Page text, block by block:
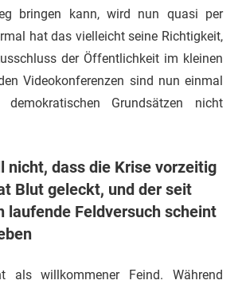
bringen kann, wird nun quasi per
hat das vielleicht seine Richtigkeit,
der Öffentlichkeit im kleinen
Videokonferenzen sind nun einmal
Grundsätzen nicht
nicht, dass die Krise vorzeitig
Blut geleckt, und der seit
laufende Feldversuch scheint
als willkommener Feind. Während